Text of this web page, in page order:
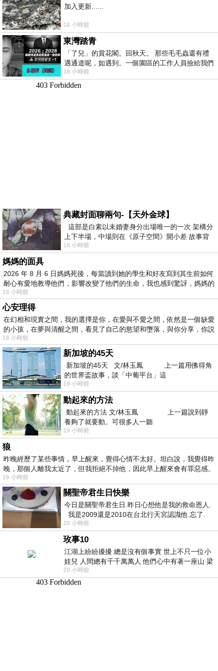
加入更新......
18 小時前
東灣踏青
「了兒」的賞花閣。回秋天。 那些毛毛蟲還有禮
遇通道呢，如遇到。一個園區的工作人員撿給我們
細賞。
18 小時前
典藏封面聊兩句-【天外金球】
這部是白素以未婚妻身分出場唯一的一次 架構分
上下半場，中場則在《原子空間》開小差 故事背
景影射西藏境外流亡 地下組織
18 小時前
媽媽的面具
2026 年 8 月 6 日媽媽死後，每當讀到她的學生和好友寫到其生前如何
耐心有愛地教導他們，影響改變了他們的生命，我也感到驚訝，媽媽的
18 小時前
心安理得
在幻相和現實之間，我的選擇是你，在愛與不愛之間，依然是一個缺愛
的小孩，在夢與清醒之間，看見了自己的慾望和墮落，與你分享，你説
18 小時前
新加坡的45天
新加坡的45天 文/林玉鳳 上一篇用佛得角
的世界盃故事，談「中葡平台」這
19 小時前
動起來的方法
動起來的方法 文/林玉鳳 上一篇說到靜
養夠了就要動。可很多人一聽
19 小時前
狼
昨晚經歷了某些事情，早上醒來，覺得心情不太好。坦白說，我覺得昨
晚，那個人離我太近了，但我拒絕不掉他，因此早上醒來會有罪惡感。
19 小時前
關聖帝君生日快樂
今日是關聖帝君生日.昨日心想他是我的救命恩人.
我是2009還是2010在台北行天宮認識他.忘了.
一個奇摩交友的網友學
20 小時前
玫事10
江湖上紛紛擾擾 總是沒有個事實 世上不只一位小
娃兒 人間總有千千萬萬人 他們心中有著一座山 梁
山佛山泰華衡恆嵩 一山之高
20 小時前